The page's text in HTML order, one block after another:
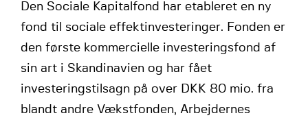
Den Sociale Kapitalfond har etableret en ny
fond til sociale effektinvesteringer. Fonden er
den første kommercielle investeringsfond af
sin art i Skandinavien og har fået
investeringstilsagn på over DKK 80 mio. fra
blandt andre Vækstfonden, Arbejdernes